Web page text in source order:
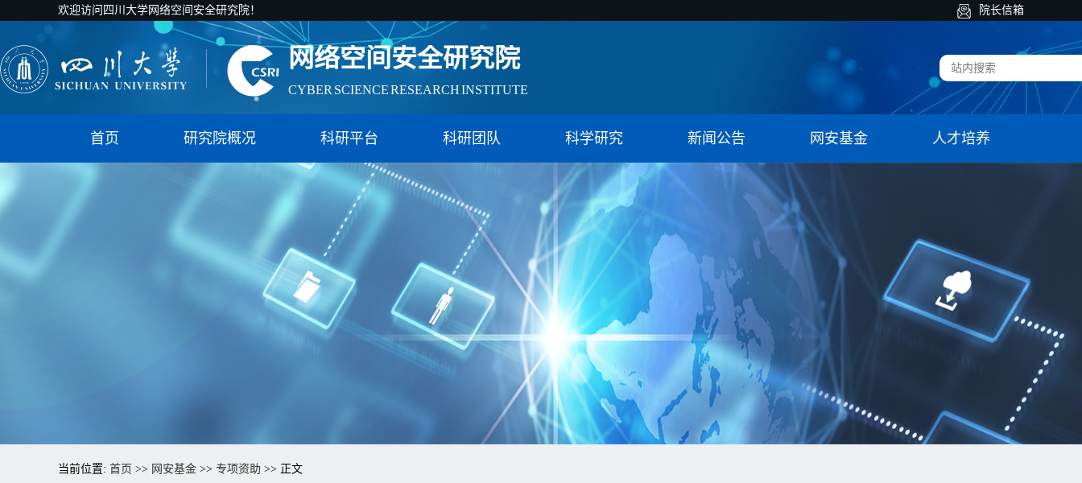
欢迎访问四川大学网络空间安全研究院！ 院长信箱
网络空间安全研究院
CYBER SCIENCE RESEARCH INSTITUTE
国家智能社会治理实验特色基地（教育）
首页 研究院概况 科研平台 科研团队 科学研究 新闻公告 网安基金 人才培养
当前位置: 首页 >> 网安基金 >> 专项资助 >> 正文